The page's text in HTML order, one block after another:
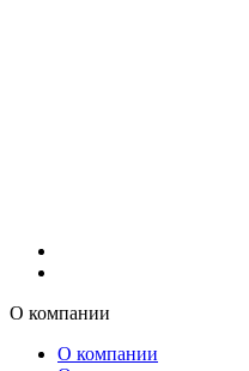
О компании
О компании